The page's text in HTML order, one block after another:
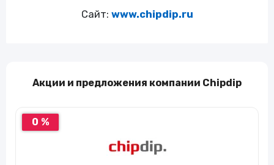
Сайт: www.chipdip.ru
Акции и предложения компании Chipdip
0 %